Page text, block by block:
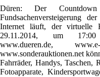
Düren: Der
Fundsachenversteigerung
Internet läuft, der virtuelle
29.11.2014, um
www.dueren.de,
www.sonderauktionen.net
Fahrräder, Handys, Taschen,
Fotoapparate,